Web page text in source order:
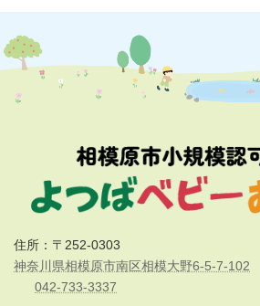
住所：〒252-0303
神奈川県相模原市南区相模大野6-5-7-102
042-733-3337